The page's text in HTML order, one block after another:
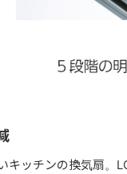
キッチンの換気扇。